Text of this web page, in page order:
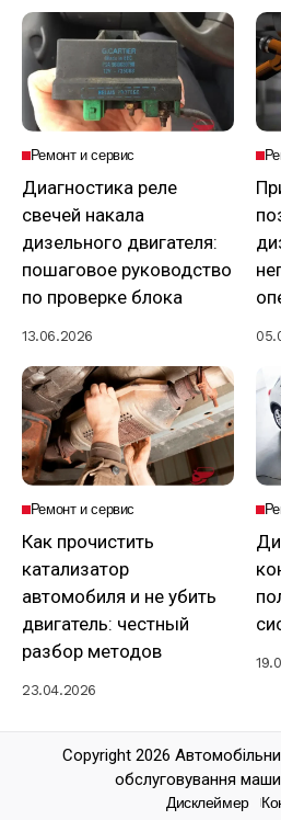
Ремонт и сервис
Диагностика реле
свечей накала
дизельного двигателя:
пошаговое руководство
по проверке блока
13.06.2026
Ремонт и сервис
Как прочистить
катализатор
автомобиля и не убить
двигатель: честный
разбор методов
23.04.2026
Copyright 2026
обслуговування
Дисклеймер